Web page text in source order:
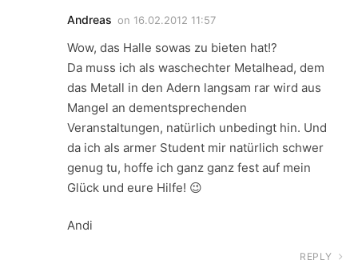
Andreas on 16.02.2012 11:57
Wow, das Halle sowas zu bieten hat!?
Da muss ich als waschechter Metalhead, dem
das Metall in den Adern langsam rar wird aus
Mangel an dementsprechenden
Veranstaltungen, natürlich unbedingt hin. Und
da ich als armer Student mir natürlich schwer
genug tu, hoffe ich ganz ganz fest auf mein
Glück und eure Hilfe! 😉
Andi
REPLY